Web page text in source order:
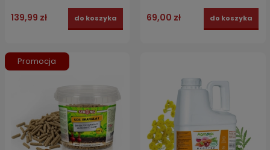
139,99 zł do koszyka 69,00 zł do koszyka
Promocja